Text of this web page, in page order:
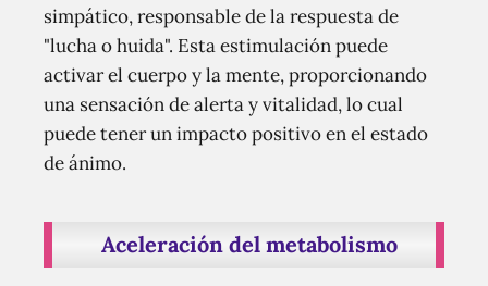
simpático, responsable de la respuesta de
"lucha o huida". Esta estimulación puede
activar el cuerpo y la mente, proporcionando
una sensación de alerta y vitalidad, lo cual
puede tener un impacto positivo en el estado
de ánimo.
Aceleración del metabolismo